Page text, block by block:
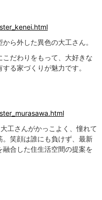
ら外した異色の大工さん。
だわりをもって、大好きな
る家づくりが魅力です。
工さんがかっこよく、憧れて
笑顔は誰にも負けず、最新
合した住生活空間の提案を